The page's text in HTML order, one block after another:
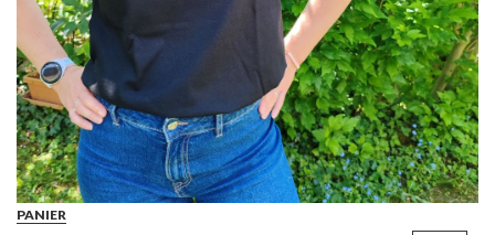
PANIER